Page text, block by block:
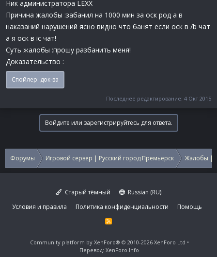
Ник администратора LEXX
Причина жалобы :забанил на 1000 мин за оск род а в
наказаний нарушений ясно видно что банят если оск в /b чат
а я оск в ic чат!
Суть жалобы :прошу разбанить меня!
Доказательство :
Спойлер: док-ва
Последнее редактирование: 4 Окт 2015
Войдите или зарегистрируйтесь для ответа.
Форумы Игровой сервер | Русский город Премьерск Жалобы |
Старый тёмный
Russian (RU)
Условия и правила
Политика конфиденциальности Помощь
R
Community platform by XenForo® © 2010-2026 XenForo Ltd
Перевод: XenForo.Info